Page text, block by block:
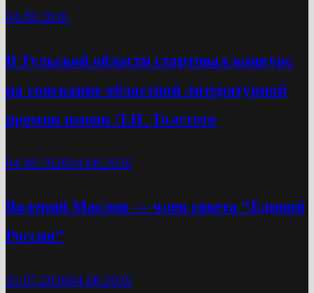
04.08.2026
В Тульской области стартовал конкурс
на соискание областной литературной
премии имени Л.Н. Толстого
04.08.202604.08.2026
Валерий Маслов — член совета “Единой
России”
31.07.202604.08.2026